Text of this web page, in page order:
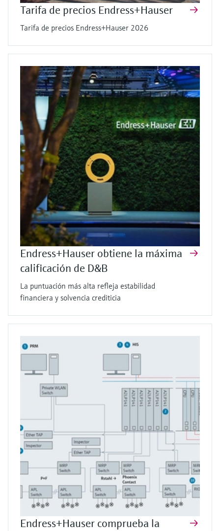
Tarifa de precios Endress+Hauser
Tarifa de precios Endress+Hauser 2026
Endress+Hauser obtiene la máxima
calificación de D&B
La puntuación más alta refleja estabilidad
financiera y solvencia crediticia
Endress+Hauser comprueba la